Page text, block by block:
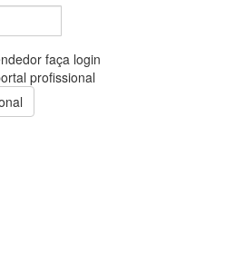
faça login
profissional